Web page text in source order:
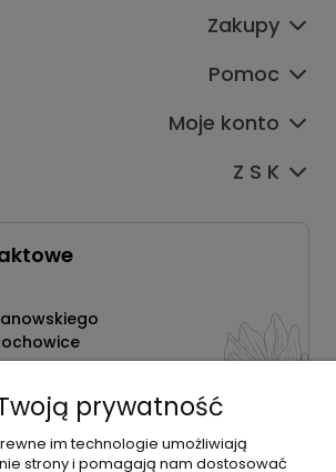
Zakupy
Pomoc
Moje konto
Z S K
prywatność
im technologie umożliwiają
strony i pomagają nam dostosować